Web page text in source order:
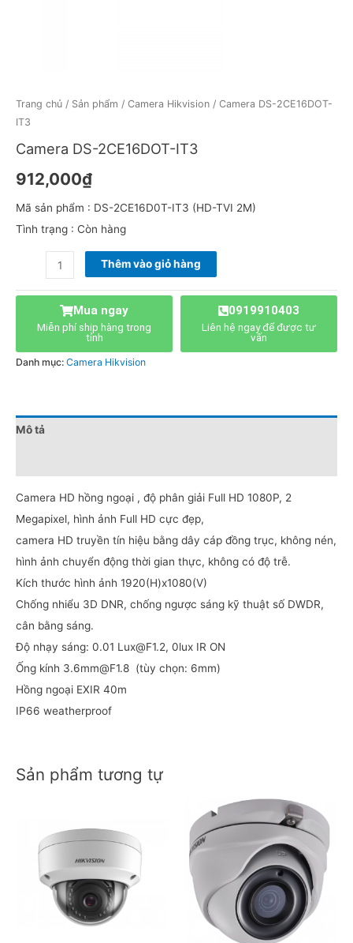
Trang chủ / Sản phẩm / Camera Hikvision / Camera DS-2CE16DOT-
IT3
Camera DS-2CE16DOT-IT3
912,000₫
Mã sản phẩm : DS-2CE16D0T-IT3 (HD-TVI 2M)
Tình trạng : Còn hàng
Thêm vào giỏ hàng
Mua ngay
Miễn phí ship hàng trong
tỉnh
0919910403
Liên hệ ngay để được tư
vấn
Danh mục: Camera Hikvision
Mô tả
Camera HD hồng ngoại , độ phân giải Full HD 1080P, 2
Megapixel, hình ảnh Full HD cực đẹp,
camera HD truyền tín hiệu bằng dây cáp đồng trục, không nén,
hình ảnh chuyển động thời gian thực, không có độ trễ.
Kích thước hình ảnh 1920(H)x1080(V)
Chống nhiểu 3D DNR, chống ngược sáng kỹ thuật số DWDR,
cân bằng sáng.
Độ nhạy sáng: 0.01 Lux@F1.2, 0lux IR ON
Ống kính 3.6mm@F1.8 (tùy chọn: 6mm)
Hồng ngoại EXIR 40m
IP66 weatherproof
Sản phẩm tương tự